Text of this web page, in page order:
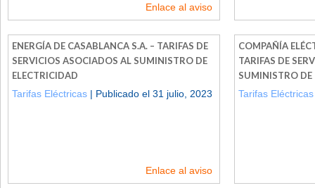
Enlace al aviso
ENERGÍA DE CASABLANCA S.A. – TARIFAS DE
SERVICIOS ASOCIADOS AL SUMINISTRO DE
ELECTRICIDAD
Tarifas Eléctricas | Publicado el 31 julio, 2023
Enlace al aviso
COMPAÑÍA
TARIFAS DE
SUMINISTRO DE
Tarifas Eléctricas